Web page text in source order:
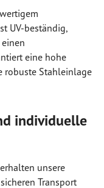
UV-beständig,
eine hohe
robuste Stahleinlage
individuelle
unsere
Transport